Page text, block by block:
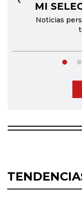
MI
Noticias
←